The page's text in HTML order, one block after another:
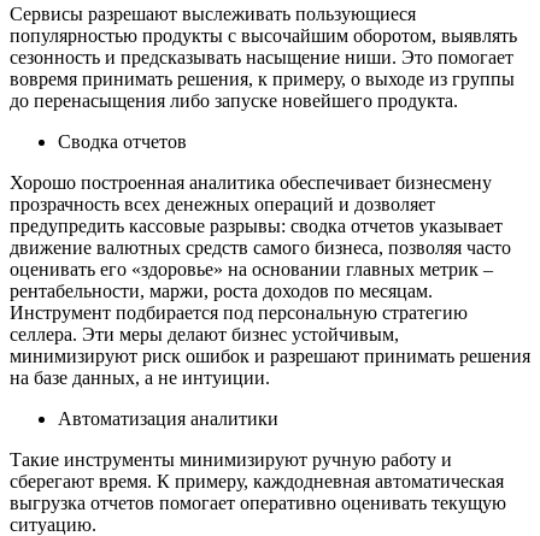
Сервисы разрешают выслеживать пользующиеся
популярностью продукты с высочайшим оборотом, выявлять
сезонность и предсказывать насыщение ниши. Это помогает
вовремя принимать решения, к примеру, о выходе из группы
до перенасыщения либо запуске новейшего продукта.
Сводка отчетов
Хорошо построенная аналитика обеспечивает бизнесмену
прозрачность всех денежных операций и дозволяет
предупредить кассовые разрывы: сводка отчетов указывает
движение валютных средств самого бизнеса, позволяя часто
оценивать его «здоровье» на основании главных метрик –
рентабельности, маржи, роста доходов по месяцам.
Инструмент подбирается под персональную стратегию
селлера. Эти меры делают бизнес устойчивым,
минимизируют риск ошибок и разрешают принимать решения
на базе данных, а не интуиции.
Автоматизация аналитики
Такие инструменты минимизируют ручную работу и
сберегают время. К примеру, каждодневная автоматическая
выгрузка отчетов помогает оперативно оценивать текущую
ситуацию.